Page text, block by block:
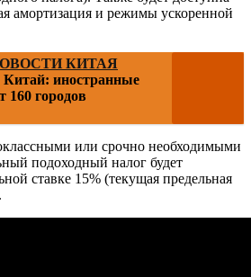
амортизация и режимы ускоренной
НОВОСТИ КИТАЯ
Китай: иностранные
городов
или срочно необходимыми
подоходный налог будет
ставке 15% (текущая предельная